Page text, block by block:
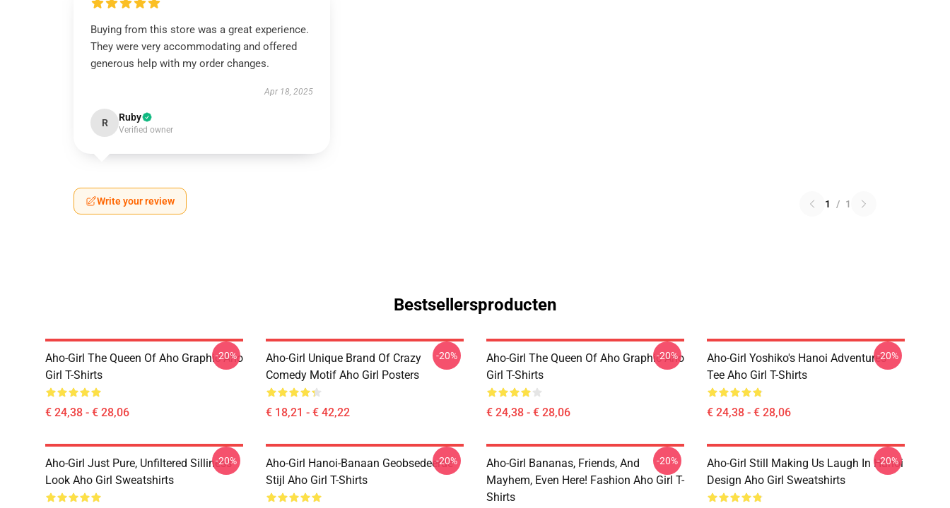
Buying from this store was a great experience.
They were very accommodating and offered
generous help with my order changes.
Apr 18, 2025
R Ruby
Verified owner
Write your review 1 / 1
Bestsellersproducten
Aho-Girl The Queen Of Aho Graphic Aho
Girl T-Shirts
€ 24,38 - € 28,06
-20%
Aho-Girl Unique Brand Of Crazy
Comedy Motif Aho Girl Posters
€ 18,21 - € 42,22
-20%
Aho-Girl The Queen Of Aho Graphic Aho
Girl T-Shirts
€ 24,38 - € 28,06
-20%
Aho-Girl Yoshiko's Hanoi Adventures
Tee Aho Girl T-Shirts
€ 24,38 - € 28,06
-20%
Aho-Girl Just Pure, Unfiltered Silliness
Look Aho Girl Sweatshirts
-20%
Aho-Girl Hanoi-Banaan Geobsedeerde
Stijl Aho Girl T-Shirts
-20%
Aho-Girl Bananas, Friends, And
Mayhem, Even Here! Fashion Aho Girl T-
Shirts
-20%
Aho-Girl Still Making Us Laugh In Hanoi
Design Aho Girl Sweatshirts
-20%